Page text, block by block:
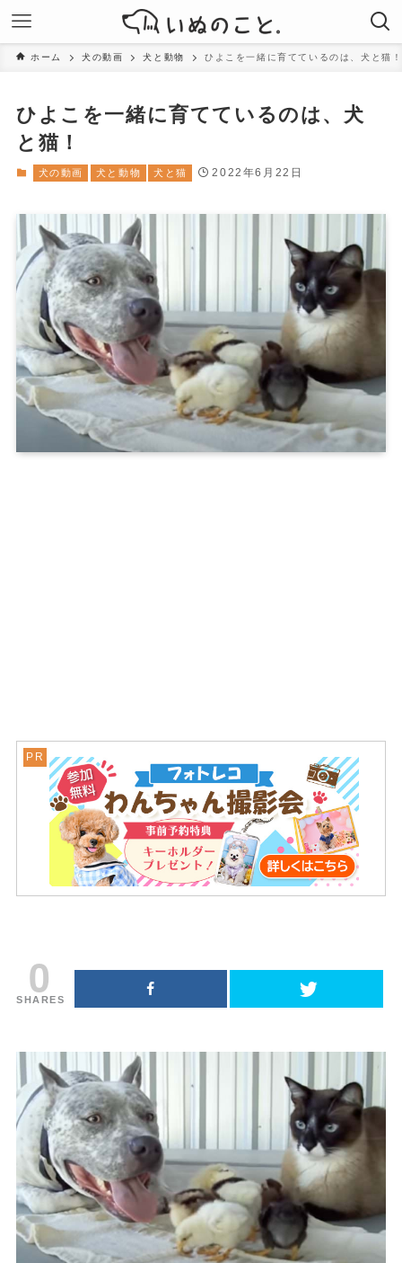
ホーム 犬の動画 犬と動物 ひよこを一緒に育てているのは、犬と猫！
ひよこを一緒に育てているのは、犬
と猫！
犬の動画 犬と動物 犬と猫 2022年6月22日
0
SHARES